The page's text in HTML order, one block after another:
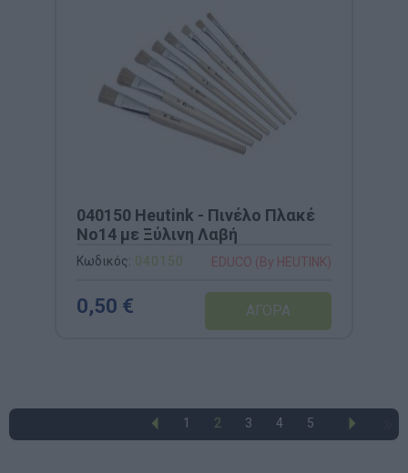
040150 Heutink - Πινέλο Πλακέ
Νο14 με Ξύλινη Λαβή
Κωδικός: 040150 EDUCO (By HEUTINK)
0,50 €
1 2 3 4 5